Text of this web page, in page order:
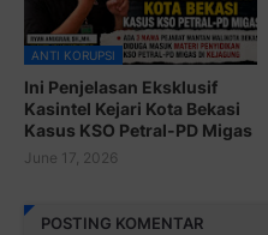
ANTI KORUPSI
Ini Penjelasan Eksklusif
Kasintel Kejari Kota Bekasi
Kasus KSO Petral-PD Migas
June 17, 2026
POSTING KOMENTAR